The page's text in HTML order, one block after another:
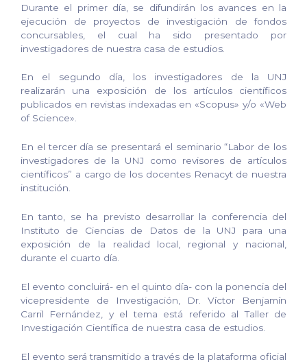
Durante el primer día, se difundirán los avances en la
ejecución de proyectos de investigación de fondos
concursables, el cual ha sido presentado por
investigadores de nuestra casa de estudios.
En el segundo día, los investigadores de la UNJ
realizarán una exposición de los artículos científicos
publicados en revistas indexadas en «Scopus» y/o «Web
of Science».
En el tercer día se presentará el seminario “Labor de los
investigadores de la UNJ como revisores de artículos
científicos” a cargo de los docentes Renacyt de nuestra
institución.
En tanto, se ha previsto desarrollar la conferencia del
Instituto de Ciencias de Datos de la UNJ para una
exposición de la realidad local, regional y nacional,
durante el cuarto día.
El evento concluirá- en el quinto día- con la ponencia del
vicepresidente de Investigación, Dr. Víctor Benjamín
Carril Fernández, y el tema está referido al Taller de
Investigación Científica de nuestra casa de estudios.
El evento será transmitido a través de la plataforma oficial